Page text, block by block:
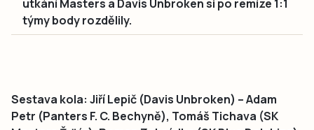
utkání Masters a Davis Unbroken si po remíze 1:1
týmy body rozdělily.
Sestava kola: Jiří Lepič (Davis Unbroken) – Adam
Petr (Panters F. C. Bechyně), Tomáš Tichava (SK